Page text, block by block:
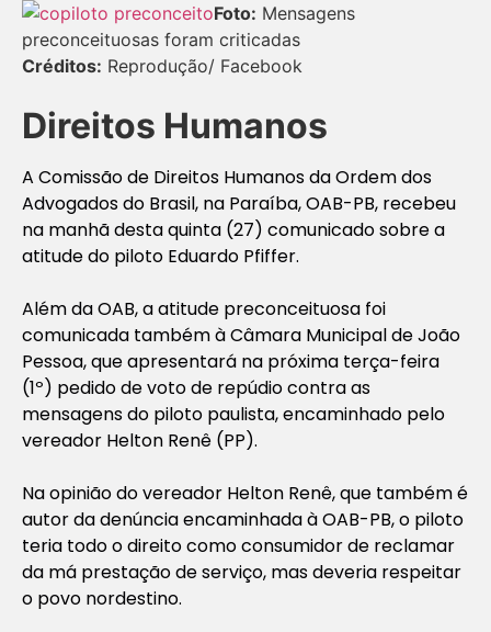
Foto: Mensagens
preconceituosas foram criticadas
Créditos: Reprodução/ Facebook
Direitos Humanos
A Comissão de Direitos Humanos da Ordem dos
Advogados do Brasil, na Paraíba, OAB-PB, recebeu
na manhã desta quinta (27) comunicado sobre a
atitude do piloto Eduardo Pfiffer.
Além da OAB, a atitude preconceituosa foi
comunicada também à Câmara Municipal de João
Pessoa, que apresentará na próxima terça-feira
(1º) pedido de voto de repúdio contra as
mensagens do piloto paulista, encaminhado pelo
vereador Helton Renê (PP).
Na opinião do vereador Helton Renê, que também é
autor da denúncia encaminhada à OAB-PB, o piloto
teria todo o direito como consumidor de reclamar
da má prestação de serviço, mas deveria respeitar
o povo nordestino.